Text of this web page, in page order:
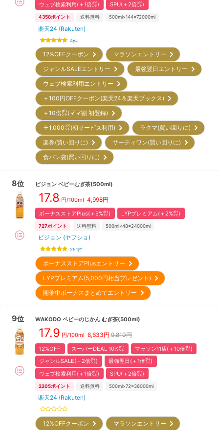
ウェブ検索利用(＋1倍㌽) SPU(＋2倍㌽)
4358ポイント 送料無料 500ml×144=72000ml
楽天24 (Rakuten)
4件
12%OFFクーポン
マラソンエントリー
ジャンルSALEエントリー
最強翌日エントリー
ウェブ検索利用エントリー
＋100円OFFクーポン(楽天24＆楽天ブックス)
＋10倍㌽(ママ割 初登録)
＋1,000㌽(初サービス利用)
ラクマ(買い回りに)
楽券(買い回りに)
サーティワン(買い回りに)
食パン袋(買い回りに)
8位 ピジョン ベビーむぎ茶(500ml)
17.8 円/100ml 4,998円
ボーナスストアPlus(＋5%㌽) LYPプレミアム(＋2%㌽)
727ポイント 送料無料 500ml×48=24000ml
ピジョン (ヤフショ)
251件
ボーナスストアPlusエントリー
LYPプレミアム(5,000円相当プレゼント)
開催中ボーナスまとめてエントリー
9位 WAKODO ベビーのじかん むぎ茶(500ml)
17.9 円/100ml 8,633円 9,810円
12%OFF スーパーDEAL 10%㌽
マラソン11店(＋10倍㌽)
ジャンルSALE(＋2倍㌽)
最強翌日(＋1倍㌽)
ウェブ検索利用(＋1倍㌽)
SPU(＋2倍㌽)
2205ポイント 送料無料 500ml×72=36000ml
楽天24 (Rakuten)
12%OFFクーポン
マラソンエントリー